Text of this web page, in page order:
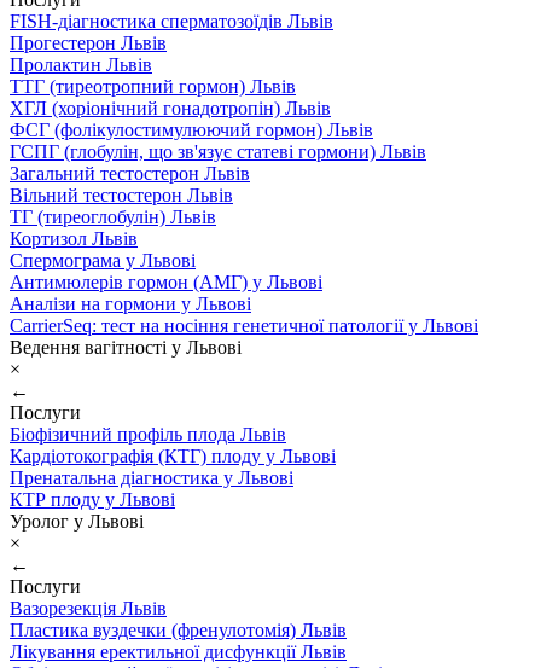
FISH-діагностика сперматозоїдів Львів
Прогестерон Львів
Пролактин Львів
ТТГ (тиреотропний гормон) Львів
ХГЛ (хоріонічний гонадотропін) Львів
ФСГ (фолікулостимулюючий гормон) Львів
ГСПГ (глобулін, що зв'язує статеві гормони) Львів
Загальний тестостерон Львів
Вільний тестостерон Львів
ТГ (тиреоглобулін) Львів
Кортизол Львів
Спермограма у Львові
Антимюлерів гормон (АМГ) у Львові
Аналізи на гормони у Львові
CarrierSeq: тест на носіння генетичної патології у Львові
Ведення вагітності у Львові
×
←
Послуги
Біофізичний профіль плода Львів
Кардіотокографія (КТГ) плоду у Львові
Пренатальна діагностика у Львові
КТР плоду у Львові
Уролог у Львові
×
←
Послуги
Вазорезекція Львів
Пластика вуздечки (френулотомія) Львів
Лікування еректильної дисфункції Львів